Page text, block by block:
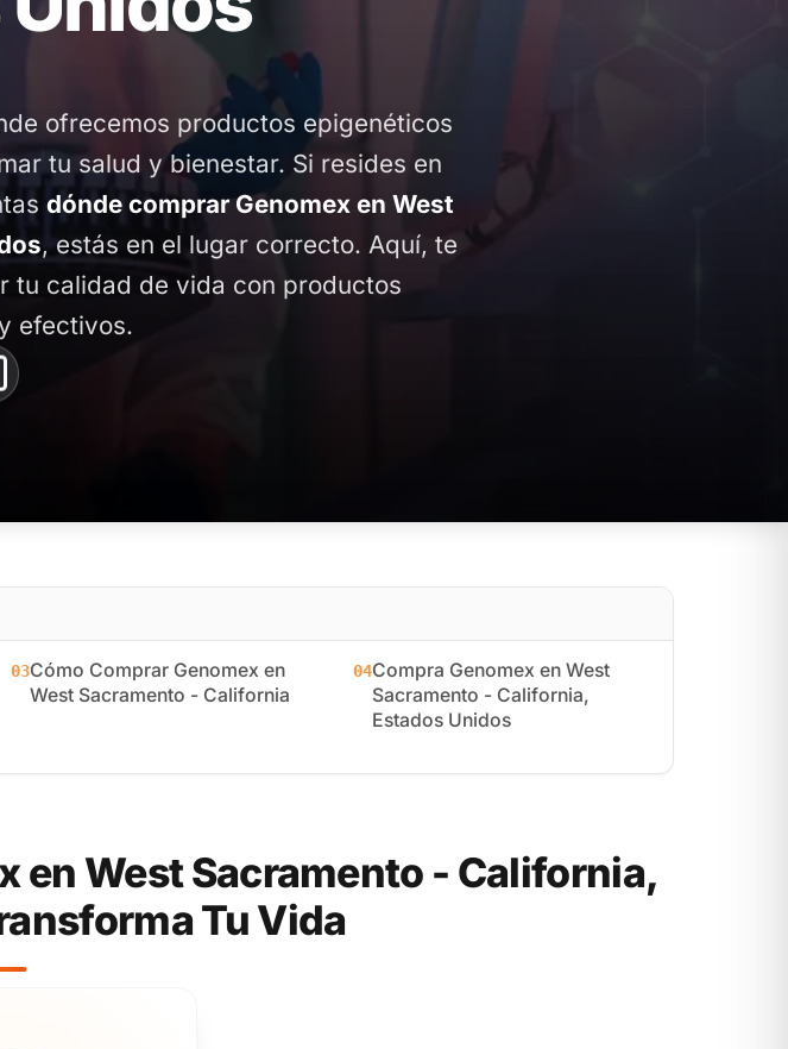
ofrecemos productos epigenéticos
tu salud y bienestar. Si resides en
dónde comprar Genomex en West
, estás en el lugar correcto. Aquí, te
tu calidad de vida con productos
efectivos.
03Cómo Comprar Genomex en
West Sacramento - California
04Compra Genomex en West
Sacramento - California,
Estados Unidos
en West Sacramento - California,
Tu Vida